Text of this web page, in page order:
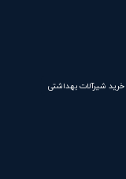
خرید شیرآلات بهداشتی